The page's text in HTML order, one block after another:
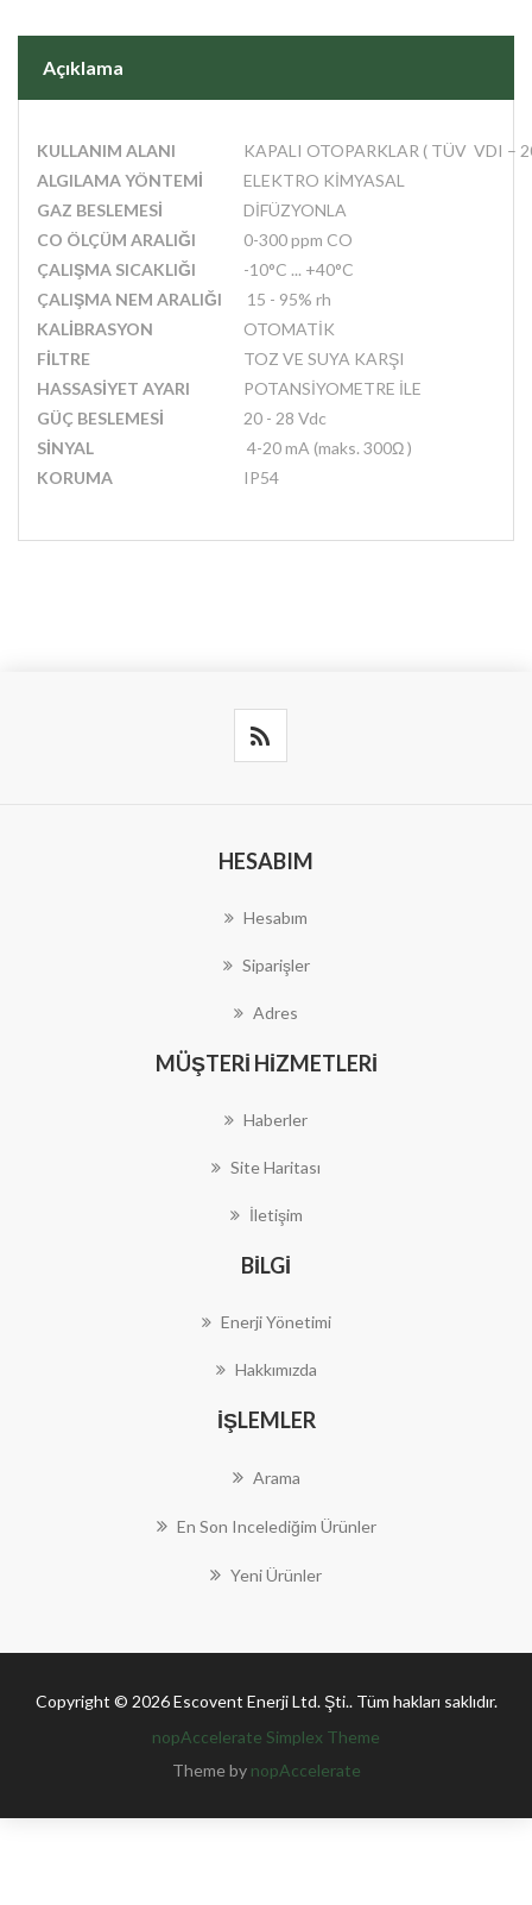
Açıklama
KULLANIM ALANI
KAPALI OTOPARKLAR ( TÜV VDI –
ALGILAMA YÖNTEMİ
ELEKTRO KİMYASAL
GAZ BESLEMESİ
DİFÜZYONLA
CO ÖLÇÜM ARALIĞI
0-300 ppm CO
ÇALIŞMA SICAKLIĞI
-10°C ... +40°C
ÇALIŞMA NEM ARALIĞI
15 - 95% rh
KALİBRASYON
OTOMATİK
FİLTRE
TOZ VE SUYA KARŞI
HASSASİYET AYARI
POTANSİYOMETRE İLE
GÜÇ BESLEMESİ
20 - 28 Vdc
SİNYAL
4-20 mA (maks. 300Ω )
KORUMA
IP54
HESABIM
Hesabım
Siparişler
Adres
MÜŞTERI HIZMETLERI
Haberler
Site Haritası
İletişim
BILGI
Enerji Yönetimi
Hakkımızda
İŞLEMLER
Arama
En Son Incelediğim Ürünler
Yeni Ürünler
Copyright © 2026 Escovent Enerji Ltd. Şti.. Tüm hakları saklıdır.
nopAccelerate Simplex Theme
Theme by nopAccelerate